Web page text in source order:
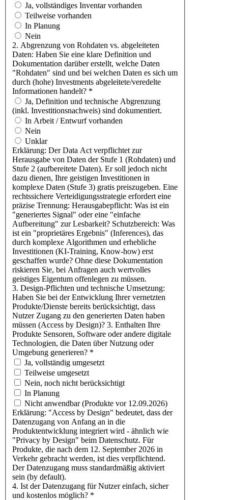
Ja, vollständiges Inventar vorhanden
Teilweise vorhanden
In Planung
Nein
2. Abgrenzung von Rohdaten vs. abgeleiteten
Daten: Haben Sie eine klare Definition und
Dokumentation darüber erstellt, welche Daten
"Rohdaten" sind und bei welchen Daten es sich um
durch (hohe) Investments abgeleitete/veredelte
Informationen handelt? *
Ja, Definition und technische Abgrenzung
(inkl. Investitionsnachweis) sind dokumentiert.
In Arbeit / Entwurf vorhanden
Nein
Unklar
Erklärung: Der Data Act verpflichtet zur
Herausgabe von Daten der Stufe 1 (Rohdaten) und
Stufe 2 (aufbereitete Daten). Er soll jedoch nicht
dazu dienen, Ihre geistigen Investitionen in
komplexe Daten (Stufe 3) gratis preiszugeben. Eine
rechtssichere Verteidigungsstrategie erfordert eine
präzise Trennung: Herausgabepflicht: Was ist ein
"generiertes Signal" oder eine "einfache
Aufbereitung" zur Lesbarkeit? Schutzbereich: Was
ist ein "proprietäres Ergebnis" (Inferences), das
durch komplexe Algorithmen und erhebliche
Investitionen (KI-Training, Know-how) erst
geschaffen wurde? Ohne diese Dokumentation
riskieren Sie, bei Anfragen auch wertvolles
geistiges Eigentum offenlegen zu müssen.
3. Design-Pflichten und technische Umsetzung:
Haben Sie bei der Entwicklung Ihrer vernetzten
Produkte/Dienste bereits berücksichtigt, dass
Nutzer Zugang zu den generierten Daten haben
müssen (Access by Design)? 3. Enthalten Ihre
Produkte Sensoren, Software oder andere digitale
Technologien, die Daten über Nutzung oder
Umgebung generieren? *
Ja, vollständig umgesetzt
Teilweise umgesetzt
Nein, noch nicht berücksichtigt
In Planung
Nicht anwendbar (Produkte vor 12.09.2026)
Erklärung: "Access by Design" bedeutet, dass der
Datenzugang von Anfang an in die
Produktentwicklung integriert wird - ähnlich wie
"Privacy by Design" beim Datenschutz. Für
Produkte, die nach dem 12. September 2026 in
Verkehr gebracht werden, ist dies verpflichtend.
Der Datenzugang muss standardmäßig aktiviert
sein (by default).
4. Ist der Datenzugang für Nutzer einfach, sicher
und kostenlos möglich? *